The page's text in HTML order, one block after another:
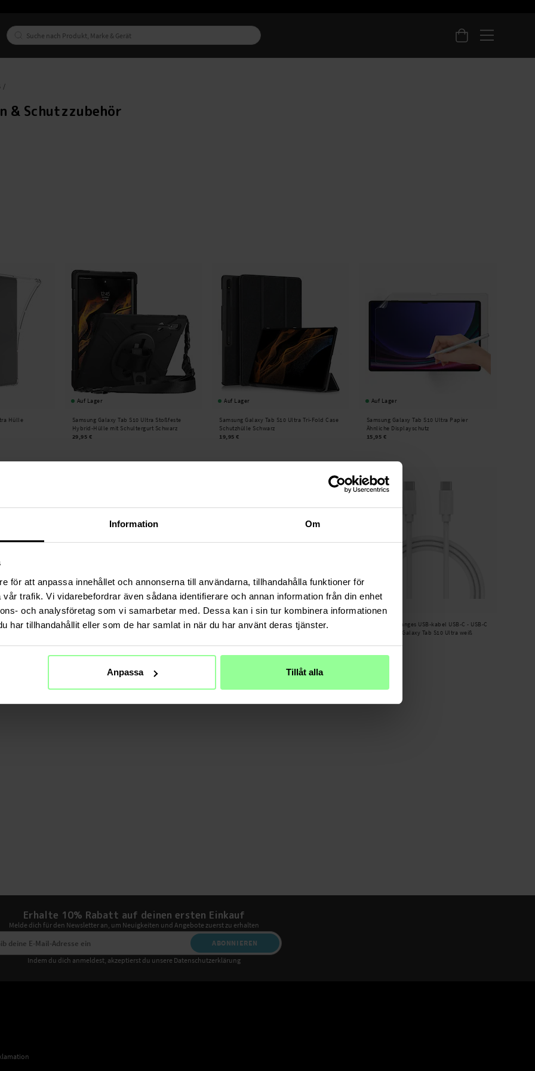
Information Om
för att anpassa innehållet och annonserna till användarna, tillhandahålla funktioner för
trafik. Vi vidarebefordrar även sådana identifierare och annan information från din enhet
och analysföretag som vi samarbetar med. Dessa kan i sin tur kombinera informationen
har tillhandahållit eller som de har samlat in när du har använt deras tjänster.
Anpassa Tillåt alla
& Schutzzubehör
Hülle
Auf Lager
Samsung Galaxy Tab S10 Ultra Stoßfeste
Hybrid-Hülle mit Schultergurt Schwarz
29,95 €
Auf Lager
Samsung Galaxy Tab S10 Ultra Tri-Fold Case
Schutzhülle Schwarz
19,95 €
Auf Lager
Samsung Galaxy Tab S10 Ultra Papier
Ähnliche Displayschutz
15,95 €
EZ Fit
Samsung Galaxy Tab S10 Ultra Hybridhülle
Samsung Galaxy Tab S10 Ultra Panzerglas 0.3
Langes USB-kabel USB-C - USB-C
2m Samsung Galaxy Tab S10 Ultra weiß
Erhalte 10% Rabatt auf deinen ersten Einkauf
Melde dich für den Newsletter an, um Neuigkeiten und Angebote zuerst zu erhalten
ABONNIEREN
Indem du dich anmeldest, akzeptierst du unsere Datenschutzerklärung